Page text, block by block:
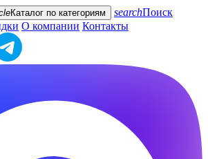
Каталог по категориям searchПоиск
О компании Контакты